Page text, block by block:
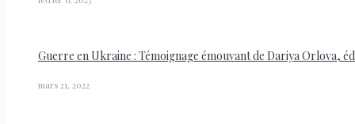
Guerre en Ukraine : Témoignage émouvant de Dariya Orlova,
mars 21, 2022